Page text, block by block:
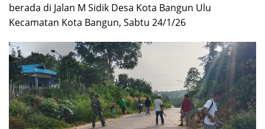
berada di Jalan M Sidik Desa Kota Bangun Ulu
Kecamatan Kota Bangun, Sabtu 24/1/26